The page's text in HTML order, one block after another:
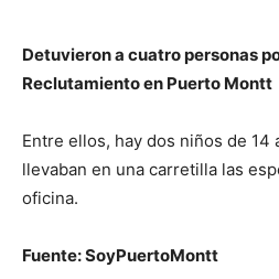
Detuvieron a cuatro personas
Reclutamiento en Puerto Montt
Entre ellos, hay dos niños de 14
llevaban en una carretilla las
oficina.
Fuente: SoyPuertoMontt